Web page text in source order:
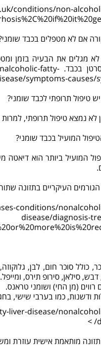
conditions/non-
3: אם לא מגלים את הבעיה
בכבד.fatty-
symptoms-causes/
5: הטיפול המועיל ביותר הוא
conditions/
disease/diagnosis-
כולל סוכר חום, לבן,
סילאן, סירופ תירס, ומייפל.
רווים (מן החי) ושומני טראנס.
ודשנות, כמו בערבי שישי,
liver-disease/
>